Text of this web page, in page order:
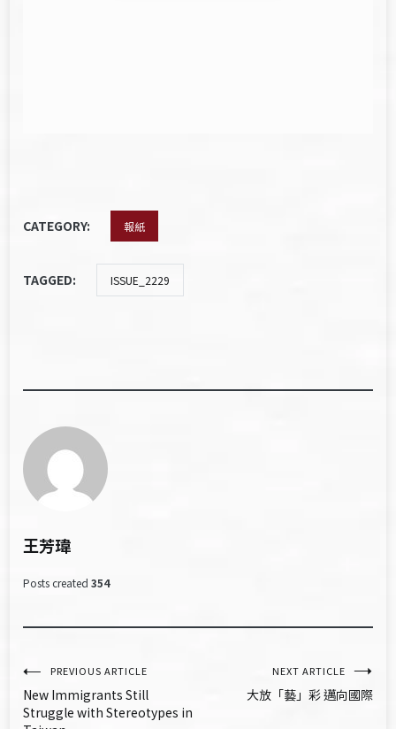
CATEGORY: 報紙
TAGGED: ISSUE_2229
王芳瑋
Posts created 354
文
章
PREVIOUS ARTICLE
New Immigrants Still
Struggle with Stereotypes in
NEXT ARTICLE
大放「藝」彩 邁向國際